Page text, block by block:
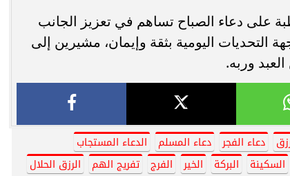
على دعاء الصباح تساهم في تعزيز الجانب
التحديات اليومية بثقة وإيمان، مشيرين إلى
وربه.
دعاء الفجر دعاء المسلم
الدعاء المستجاب
السكينة البركة الخير الفرج تفريج الهم
الرزق الحلال